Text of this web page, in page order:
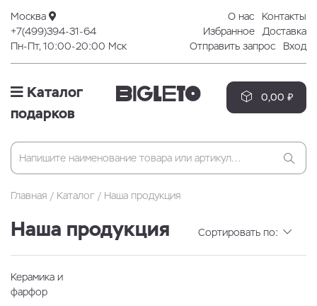
Москва
+7(499)394-31-64
Пн-Пт, 10:00-20:00 Мск
О нас
Контакты
Избранное
Доставка
Отправить запрос
Вход
Каталог
подарков
0,00 ₽
Главная Каталог Наша продукция
Наша продукция Сортировать по:
Керамика и
фарфор